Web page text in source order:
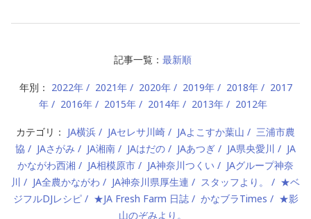
記事一覧： 最新順
年別： 2022年 2021年 2020年 2019年 2018年
2017
年
2016年 2015年 2014年 2013年 2012年
カテゴリ： JA横浜 JAセレサ川崎 JAよこすか葉山
三浦市農
協
JAさがみ JA湘南 JAはだの JAあつぎ JA県央愛川
JA
かながわ西湘
JA相模原市 JA神奈川つくい
JAグループ神奈
川
JA全農かながわ JA神奈川県厚生連 スタッフより。
★ベ
ジフルDJレシピ
★JA Fresh Farm 日誌 かなブラTimes
★影
山のぞみより。